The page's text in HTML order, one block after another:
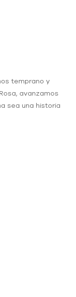
temprano y
avanzamos
sea una historia